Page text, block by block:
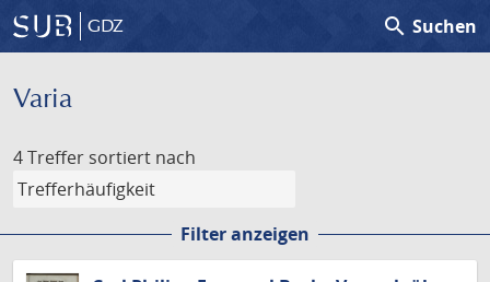
GDZ search Suchen
Varia
4 Treffer sortiert nach
Filter anzeigen